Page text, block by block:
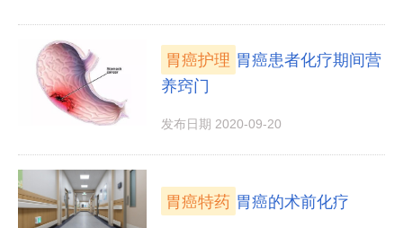
胃癌护理 胃癌患者化疗期间营
养窍门
发布日期 2020-09-20
胃癌特药 胃癌的术前化疗